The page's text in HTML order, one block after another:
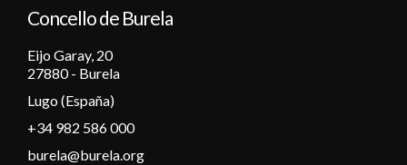
Concello de Burela
Eijo Garay, 20
27880 - Burela
Lugo (España)
+34 982 586 000
burela@burela.org